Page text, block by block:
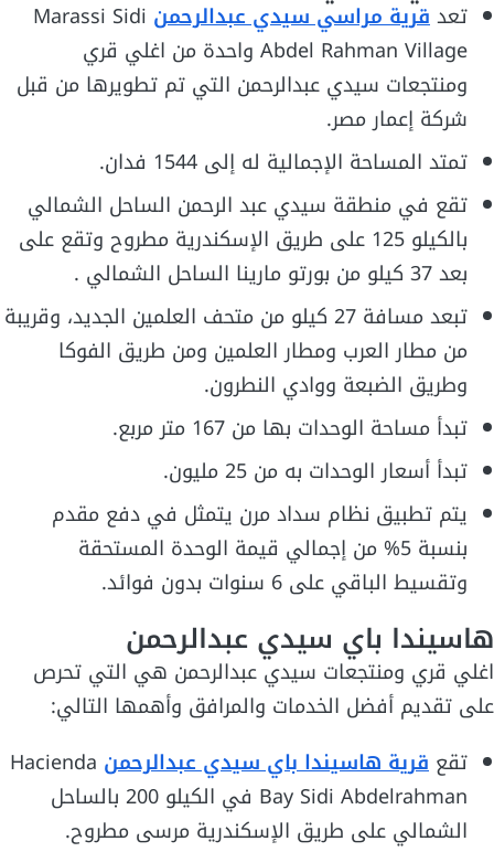
تعدقرية مراسي سيدي عبدالرحمن Marassi Sidi
Abdel Rahman Village واحدة من اغلي قري
ومنتجعات سيدي عبدالرحمن التي تم تطويرها من قبل
شركة إعمار مصر.
تمتد المساحة الإجمالية له إلى 1544 فدان.
تقع في منطقة سيدي عبد الرحمن الساحل الشمالي
بالكيلو 125 على طريق الإسكندرية مطروح وتقع على
بعد 37 كيلو من بورتو مارينا الساحل الشمالي .
تبعد مسافة 27 كيلو من متحف العلمين الجديد، وقريبة
من مطار العرب ومطار العلمين ومن طريق الفوكا
وطريق الضبعة ووادي النطرون.
تبدأ مساحة الوحدات بها من 167 متر مربع.
تبدأ أسعار الوحدات به من 25 مليون.
يتم تطبيق نظام سداد مرن يتمثل في دفع مقدم
بنسبة 5% من إجمالي قيمة الوحدة المستحقة
وتقسيط الباقي على 6 سنوات بدون فوائد.
هاسيندا باي سيدي عبدالرحمن
اغلي قري ومنتجعات سيدي عبدالرحمن هي التي تحرص
على تقديم أفضل الخدمات والمرافق وأهمها التالي:
تقع قرية هاسيندا باي سيدي عبدالرحمن Hacienda
Bay Sidi Abdelrahman في الكيلو 200 بالساحل
الشمالي على طريق الإسكندرية مرسى مطروح.